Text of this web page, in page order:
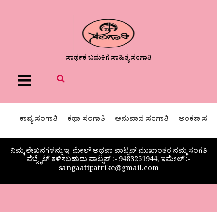
ಸಾರ್ಥಕ ಬದುಕಿಗೆ ಸಾಹಿತ್ಯ ಸಂಗಾತಿ
Menu
ಕಾವ್ಯ ಸಂಗಾತಿ ಕಥಾ ಸಂಗಾತಿ ಅನುವಾದ ಸಂಗಾತಿ ಅಂಕಣ
ನಿಮ್ಮ ಲೇಖನಗಳನ್ನು ಇ-ಮೇಲ್ ಅಥವಾ ವಾಟ್ಸಪ್ ಮುಖಾಂತರ ನಮ್ಮ ಸಂಗತಿ
ವೆಬ್ಸೈಟ್ ಕಳಿಸಬಹುದು ವಾಟ್ಸಪ್‌ :- 9483261944, ಇಮೇಲ್ :-
sangaatipatrike@gmail.com